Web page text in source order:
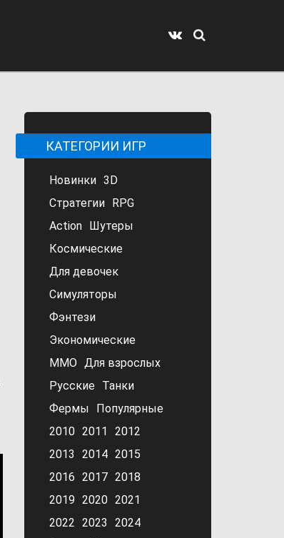
КАТЕГОРИИ ИГР
Новинки 3D
Стратегии
RPG
Action
Шутеры
Космические
Для девочек
Симуляторы
Фэнтези
Экономические
MMO Для взрослых
Русские
Танки
Фермы
Популярные
2010 2011
2012
2013
2014 2015
2016 2017 2018
2019 2020 2021
2022 2023
2024